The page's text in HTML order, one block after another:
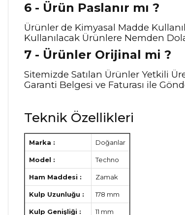
6 - Ürün Paslanır mı ?
Ürünler de Kimyasal Madde
Kullanılacak Ürünlere Nemden
7 - Ürünler Orijinal mi ?
Sitemizde Satılan Ürünler Yetkili
Garanti Belgesi ve Faturası ile
Teknik Özellikleri
Marka : Doğanlar
Model : Techno
Ham Maddesi : Zamak
Kulp Uzunluğu : 178 mm
Kulp Genişliği : 11 mm